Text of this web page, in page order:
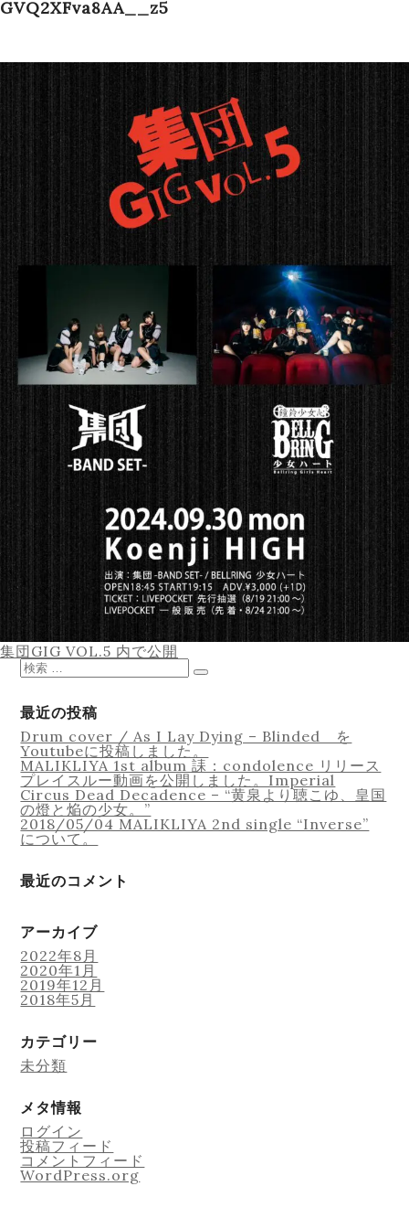
Schedule
Works
Profile
Equipment
Lesson
Online Recording
GVQ2XFva8AA__z5
投
稿
集団GIG VOL.5 内で公開
検
索
象:
検
最近の投稿
Drum cover / As I Lay Dying – Blinded を
Youtubeに投稿しました。
MALIKLIYA 1st album 誄：condolence リリース
プレイスルー動画を公開しました。Imperial
Circus Dead Decadence – “黄泉より聴こゆ、皇国
の燈と焔の少女。”
2018/05/04 MALIKLIYA 2nd single “Inverse”
について。
最近のコメント
アーカイブ
2022年8月
2020年1月
2019年12月
2018年5月
カテゴリー
未分類
メタ情報
ログイン
投稿フィード
コメントフィード
WordPress.org